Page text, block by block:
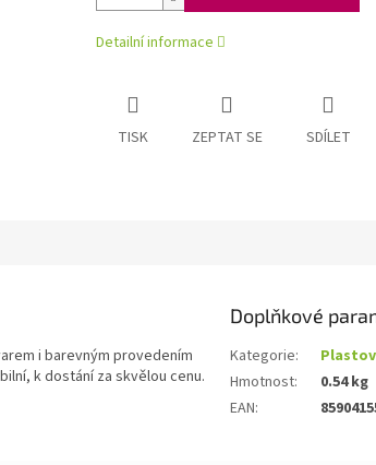
Detailní informace
TISK ZEPTAT SE SDÍLET
i barevným provedením
k dostání za skvělou cenu.
Doplňkové
Kategorie:
Hmotnost:
0.54 kg
EAN: